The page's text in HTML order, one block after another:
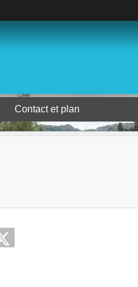
Contact et plan